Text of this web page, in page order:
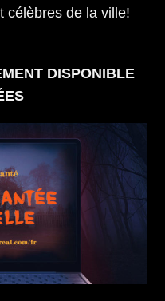
célèbres de la ville!
DISPONIBLE